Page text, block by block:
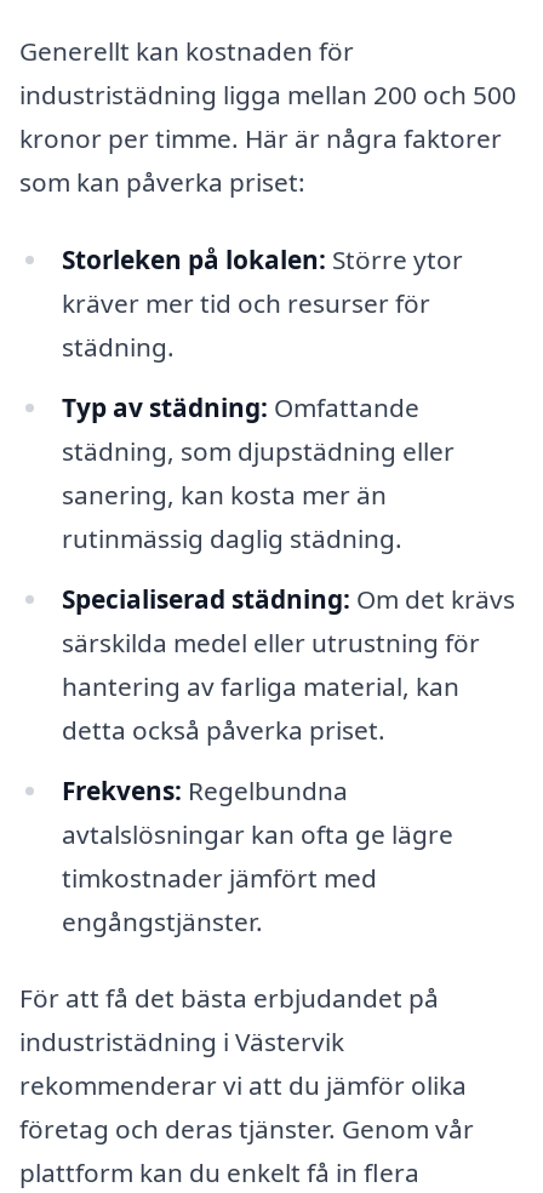
Generellt kan kostnaden för
industristädning ligga mellan 200 och 500
kronor per timme. Här är några faktorer
som kan påverka priset:
Storleken på lokalen: Större ytor
kräver mer tid och resurser för
städning.
Typ av städning: Omfattande
städning, som djupstädning eller
sanering, kan kosta mer än
rutinmässig daglig städning.
Specialiserad städning: Om det krävs
särskilda medel eller utrustning för
hantering av farliga material, kan
detta också påverka priset.
Frekvens: Regelbundna
avtalslösningar kan ofta ge lägre
timkostnader jämfört med
engångstjänster.
För att få det bästa erbjudandet på
industristädning i Västervik
rekommenderar vi att du jämför olika
företag och deras tjänster. Genom vår
plattform kan du enkelt få in flera